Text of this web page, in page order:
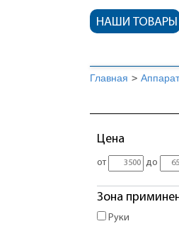
НАШИ ТОВАРЫ
Главная >
Цена
от до
Зона
Руки